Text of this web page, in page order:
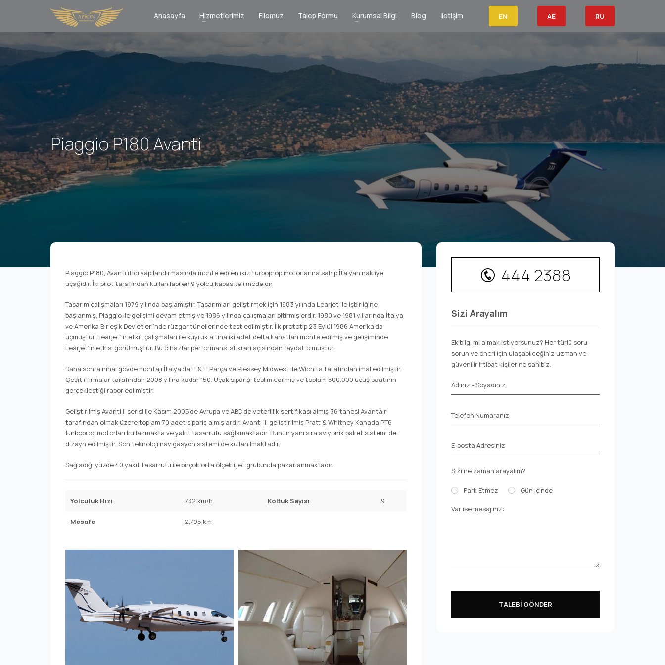
Anasayfa Hizmetlerimiz Filomuz Talep Formu Kurumsal Bilgi Blog İletişim EN AE RU
Piaggio P180 Avanti
Piaggio P180, Avanti itici yapılandırmasında monte edilen ikiz turboprop motorlarına sahip İtalyan nakliye
uçağıdır. İki pilot tarafından kullanılabilen 9 yolcu kapasiteli modeldir.
Tasarım çalışmaları 1979 yılında başlamıştır. Tasarımları geliştirmek için 1983 yılında Learjet ile işbirliğine
başlanmış, Piaggio ile gelişimi devam etmiş ve 1986 yılında çalışmaları bitirmişlerdir. 1980 ve 1981 yıllarında İtalya
ve Amerika Birleşik Devletleri’nde rüzgar tünellerinde test edilmiştir. İlk prototip 23 Eylül 1986 Amerika’da
uçmuştur. Learjet’in etkili çalışmaları ile kuyruk altına iki adet delta kanatları monte edilmiş ve gelişiminde
Learjet’in etkisi görülmüştür. Bu cihazlar performans istikrarı açısından faydalı olmuştur.
Daha sonra nihai gövde montajı İtalya’da H & H Parça ve Plessey Midwest ile Wichita tarafından imal edilmiştir.
Çeşitli firmalar tarafından 2008 yılına kadar 150. Uçak siparişi teslim edilmiş ve toplam 500.000 uçuş saatinin
gerçekleştiği rapor edilmiştir.
Geliştirilmiş Avanti II serisi ile Kasım 2005’de Avrupa ve ABD’de yeterlilik sertifikası almış 36 tanesi Avantair
tarafından olmak üzere toplam 70 adet sipariş almışlardır. Avanti II, geliştirilmiş Pratt & Whitney Kanada PT6
turboprop motorları kullanmakta ve yakıt tasarrufu sağlamaktadır. Bunun yanı sıra aviyonik paket sistemi de
dizayn edilmiştir. Son teknoloji navigasyon sistemi de kullanılmaktadır.
Sağladığı yüzde 40 yakıt tasarrufu ile birçok orta ölçekli jet grubunda pazarlanmaktadır.
Yolculuk Hızı 732 km/h Koltuk Sayısı 9
Mesafe 2,795 km
444 2388
Sizi Arayalım
Ek bilgi mi almak istiyorsunuz? Her türlü soru,
sorun ve öneri için ulaşabilceğiniz uzman ve
güvenilir irtibat kişilerine sahibiz.
Adınız - Soyadınız
Telefon Numaranız
E-posta Adresiniz
Sizi ne zaman arayalım?
Fark Etmez Gün İçinde
Var ise mesajınız:
TALEBİ GÖNDER